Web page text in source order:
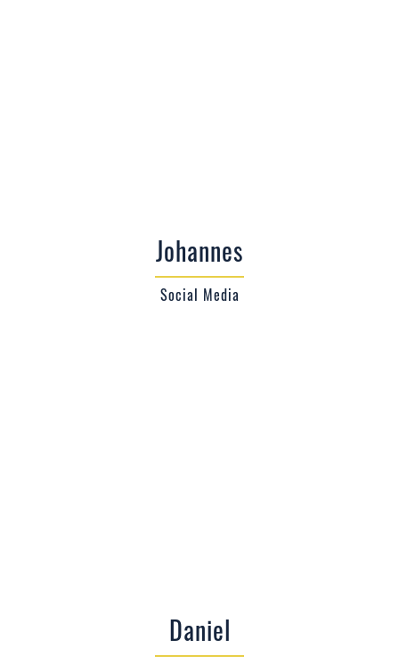
Johannes
Social Media
Daniel